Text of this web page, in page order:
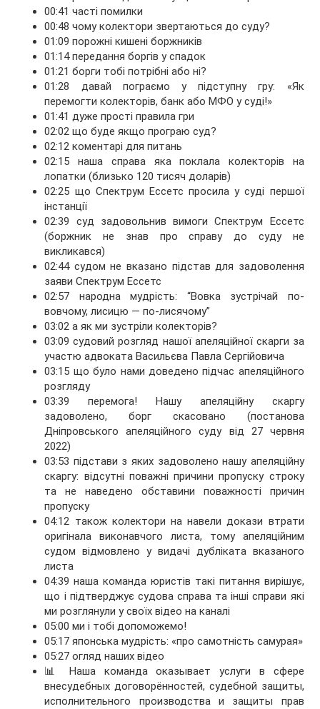
00:41 часті помилки
00:48 чому колектори звертаються до суду?
01:09 порожні кишені боржників
01:14 передання боргів у спадок
01:21 борги тобі потрібні або ні?
01:28 давай пограємо у підступну гру: «Як
перемогти колекторів, банк або МФО у суді!»
01:41 дуже прості правила гри
02:02 що буде якщо програю суд?
02:12 коментарі для питань
02:15 наша справа яка поклала колекторів на
лопатки (близько 120 тисяч доларів)
02:25 що Спектрум Ессетс просила у суді першої
інстанції
02:39 суд задовольнив вимоги Спектрум Ессетс
(боржник не знав про справу до суду не
викликався)
02:44 судом не вказано підстав для задоволення
заяви Спектрум Ессетс
02:57 народна мудрість: “Вовка зустрічай по-
вовчому, лисицю — по-лисячому”
03:02 а як ми зустріли колекторів?
03:09 судовий розгляд нашої апеляційної скарги за
участю адвоката Васильєва Павла Сергійовича
03:15 що було нами доведено підчас апеляційного
розгляду
03:39 перемога! Нашу апеляційну скаргу
задоволено, борг скасовано (постанова
Дніпровського апеляційного суду від 27 червня
2022)
03:53 підстави з яких задоволено нашу апеляційну
скаргу: відсутні поважні причини пропуску строку
та не наведено обставини поважності причин
пропуску
04:12 також колектори на навели докази втрати
оригінала виконавчого листа, тому апеляційним
судом відмовлено у видачі дубліката вказаного
листа
04:39 наша команда юристів такі питання вирішує,
що і підтверджує судова справа та інші справи які
ми розглянули у своїх відео на каналі
05:00 ми і тобі допоможемо!
05:17 японська мудрість: «про самотність самурая»
05:27 огляд наших відео
📊 Наша команда оказывает услуги в сфере
внесудебных договорённостей, судебной защиты,
исполнительного производства и защиты прав